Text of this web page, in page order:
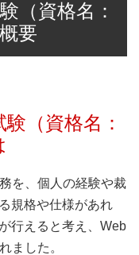
（資格名：
要
（資格名：
を、個人の経験や裁
規格や仕様があれ
行えると考え、Web
ました。